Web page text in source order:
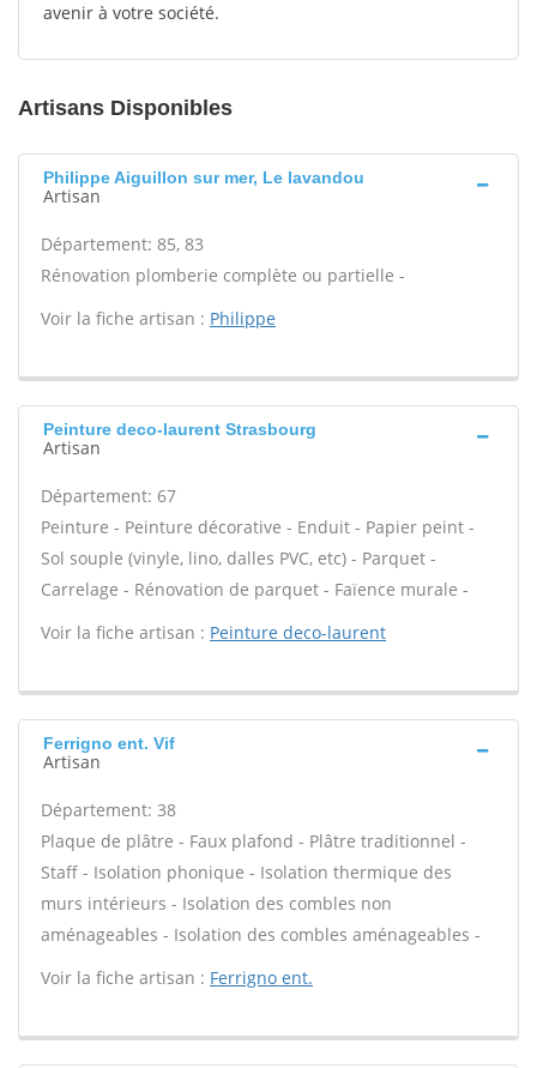
avenir à votre société.
Artisans Disponibles
Philippe Aiguillon sur mer, Le lavandou
Artisan
Département: 85, 83
Rénovation plomberie complète ou partielle -
Voir la fiche artisan : Philippe
Peinture deco-laurent Strasbourg
Artisan
Département: 67
Peinture - Peinture décorative - Enduit - Papier peint -
Sol souple (vinyle, lino, dalles PVC, etc) - Parquet -
Carrelage - Rénovation de parquet - Faïence murale -
Voir la fiche artisan : Peinture deco-laurent
Ferrigno ent. Vif
Artisan
Département: 38
Plaque de plâtre - Faux plafond - Plâtre traditionnel -
Staff - Isolation phonique - Isolation thermique des
murs intérieurs - Isolation des combles non
aménageables - Isolation des combles aménageables -
Voir la fiche artisan : Ferrigno ent.